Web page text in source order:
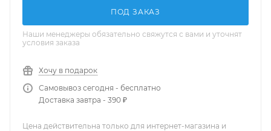
ПОД ЗАКАЗ
Наши менеджеры обязательно свяжутся с вами и уточнят
условия заказа
Хочу в подарок
Самовывоз сегодня - бесплатно
Доставка завтра - 390 ₽
Цена действительна только для интернет-магазина и